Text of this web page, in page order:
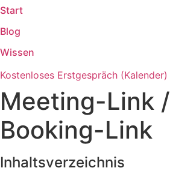
Zum
Inhalt
springen
Start
Blog
Wissen
Kostenloses Erstgespräch (Kalender)
Meeting-Link /
Booking-Link
Inhaltsverzeichnis